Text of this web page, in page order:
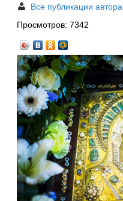
Все публикации автора
Просмотров: 7342